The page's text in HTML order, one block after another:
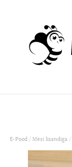
E-Pood / Mesi lisandiga /